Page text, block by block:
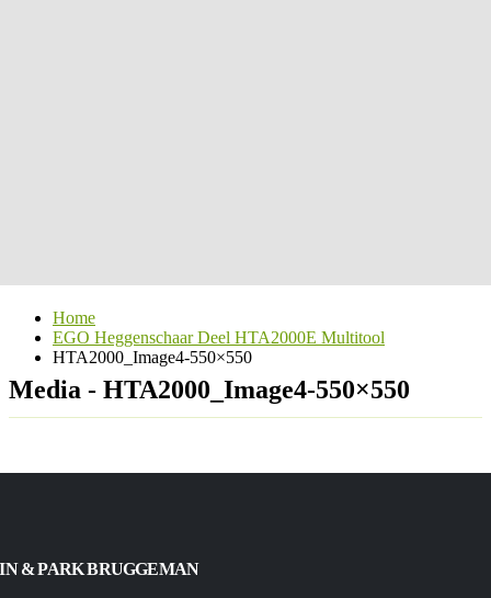
Home
EGO Heggenschaar Deel HTA2000E Multitool
HTA2000_Image4-550×550
Media - HTA2000_Image4-550×550
& PARK BRUGGEMAN